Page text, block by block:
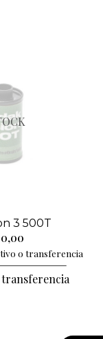
3 500T
o transferencia